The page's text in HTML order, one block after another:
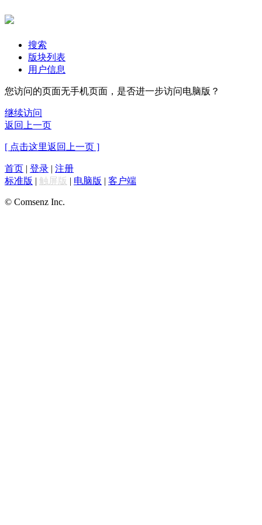
搜索
版块列表
用户信息
您访问的页面无手机页面，是否进一步访问电脑版？
继续访问
返回上一页
[ 点击这里返回上一页 ]
首页 | 登录 | 注册
标准版 | 触屏版 | 电脑版 | 客户端
© Comsenz Inc.